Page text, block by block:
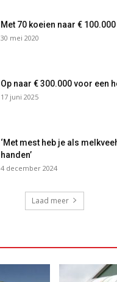
Met 70 koeien naar €
30 mei 2020
Op naar € 300.000 voor een
17 juni 2025
‘Met mest heb je als
handen’
4 december 2024
Laad meer